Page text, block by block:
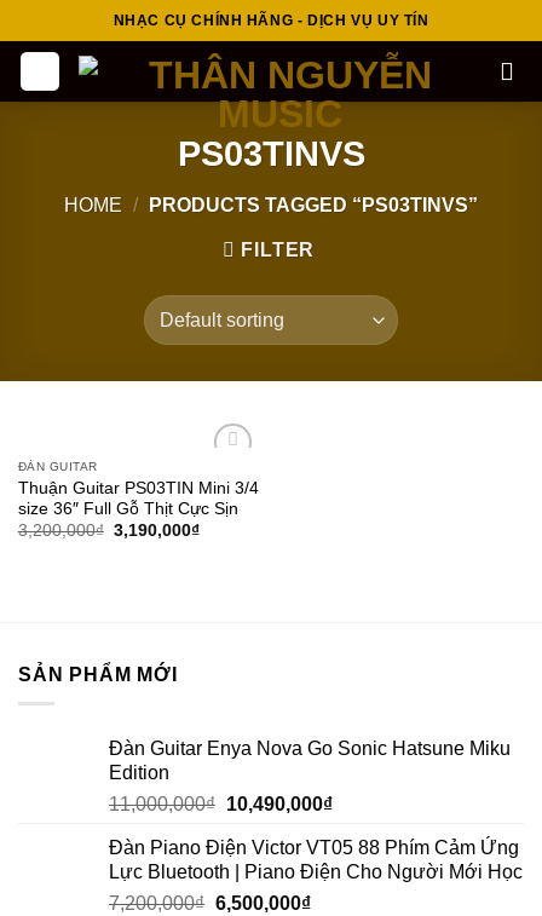
to
NHẠC CỤ CHÍNH HÃNG - DỊCH VỤ UY TÍN
PS03TINVS
HOME / PRODUCTS TAGGED “PS03TINVS”
FILTER
wishlist
ĐÀN GUITAR
Thuận Guitar PS03TIN Mini 3/4
size 36″ Full Gỗ Thịt Cực Sịn
3,200,000₫ 3,190,000₫
SẢN PHẨM MỚI
Đàn Guitar Enya Nova Go Sonic Hatsune Miku
Edition
11,000,000₫ 10,490,000₫
Đàn Piano Điện Victor VT05 88 Phím Cảm Ứng
Lực Bluetooth | Piano Điện Cho Người Mới Học
7,200,000₫ 6,500,000₫